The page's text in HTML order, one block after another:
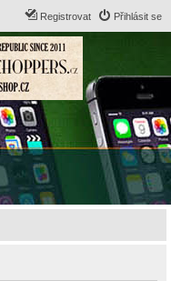
Přihlásit se
Registrovat